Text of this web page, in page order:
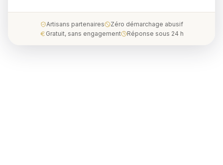
Artisans partenaires
Zéro démarchage abusif
Gratuit, sans engagement
Réponse sous 24 h